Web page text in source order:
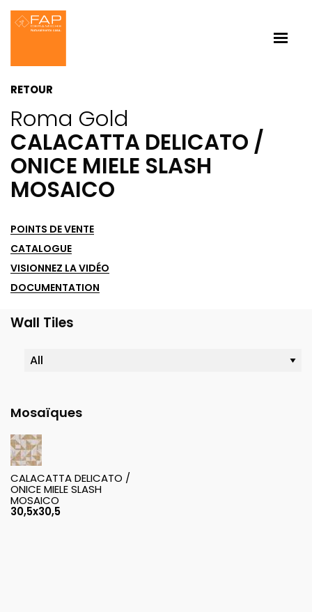
RETOUR
Roma Gold
CALACATTA DELICATO /
ONICE MIELE SLASH
MOSAICO
POINTS DE VENTE
CATALOGUE
VISIONNEZ LA VIDÉO
DOCUMENTATION
Wall Tiles
Mosaïques
CALACATTA DELICATO /
ONICE MIELE SLASH
MOSAICO
30,5x30,5